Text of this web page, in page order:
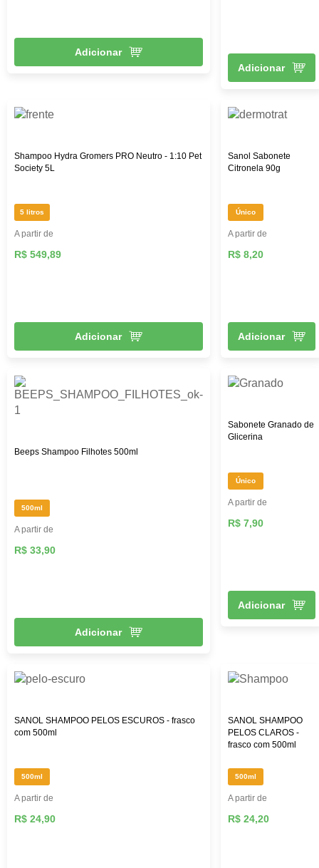
Adicionar
Adicionar
Shampoo Hydra Gromers PRO Neutro - 1:10 Pet
Society 5L
5 litros
A partir de
R$ 549,89
Adicionar
Sanol Sabonete
Citronela 90g
Único
A partir de
R$ 8,20
Adicionar
Beeps Shampoo Filhotes 500ml
500ml
A partir de
R$ 33,90
Adicionar
Sabonete Granado de
Glicerina
Único
A partir de
R$ 7,90
Adicionar
SANOL SHAMPOO PELOS ESCUROS - frasco
com 500ml
500ml
A partir de
R$ 24,90
SANOL SHAMPOO
PELOS CLAROS -
frasco com 500ml
500ml
A partir de
R$ 24,20